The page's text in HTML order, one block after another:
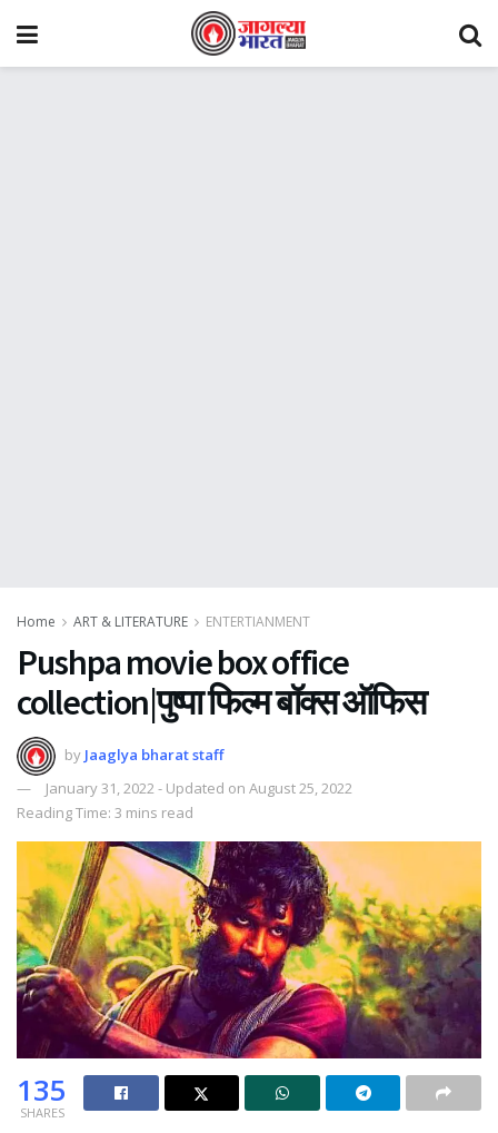
Home ART & LITERATURE ENTERTIANMENT
Pushpa movie box office
collection|पुष्पा फिल्म बॉक्स ऑफिस
by Jaaglya bharat staff
January 31, 2022 - Updated on August 25, 2022
Reading Time: 3 mins read
135
SHARES